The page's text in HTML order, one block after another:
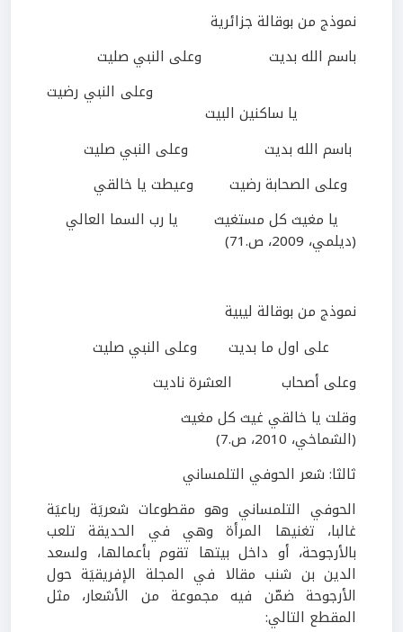
نموذج من بوقالة جزائرية
باسم الله بديت
وعلى النبي صليت
وعلى النبي رضيت
يا ساكنين البيت
باسم الله بديت
وعلى النبي صليت
وعلى الصحابة رضيت
وعيطت يا خالقي
يا مغيث كل مستغيث
يا رب السما العالي
(ديلمي، 2009، ص.71
)
نموذج من بوقالة ليبية
على اول ما بديت وعلى النبي صليت
وعلى أصحاب العشرة ناديت
وقلت يا خالقي غيث كل مغيث
(الشماخي، 2010، ص.7
)
ثالثا: شعر الحوفي التلمساني
الحوفي التلمساني وهو مقطوعات شعريَة رباعيَة
غالبا، تغنيها المرأة وهي في الحديقة تلعب
بالأرجوحة، أو داخل بيتها تقوم بأعمالها، ولسعد
الدين بن شنب مقالا في المجلة الإفريقيَة حول
الأرجوحة ضمّن فيه مجموعة من الأشعار، مثل
المقطع التالي: